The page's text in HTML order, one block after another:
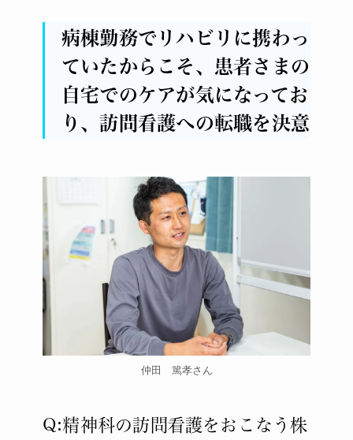
病棟勤務でリハビリに携わっ
ていたからこそ、患者さまの
自宅でのケアが気になってお
り、訪問看護への転職を決意
仲田 篤孝さん
Q:精神科の訪問看護をおこなう株